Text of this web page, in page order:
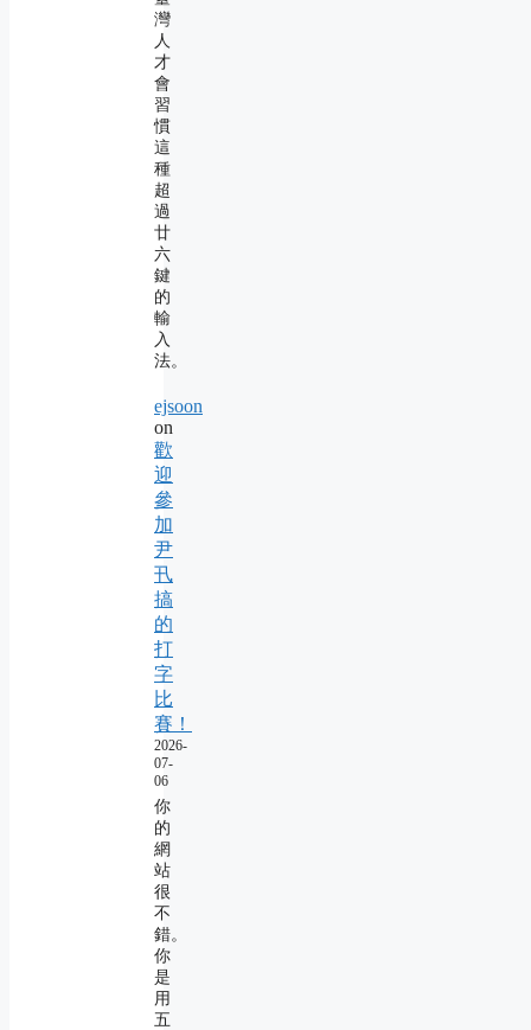
灣
人
才
會
習
慣
這
種
超
過
廿
六
鍵
的
輸
入
法。
ejsoon
on
歡
迎
參
加
尹
卂
搞
的
打
字
比
賽！
2026-
07-
06
你
的
網
站
很
不
錯。
你
是
用
五